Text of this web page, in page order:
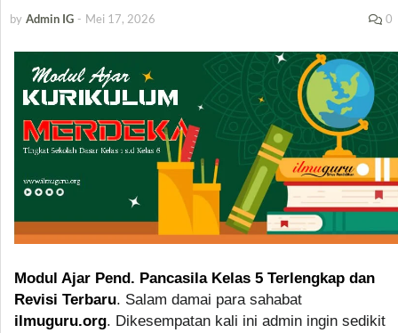
by Admin IG - Mei 17, 2026 0
Modul Ajar Pend. Pancasila Kelas 5 Terlengkap dan
Revisi Terbaru. Salam damai para sahabat
ilmuguru.org. Dikesempatan kali ini admin ingin sedikit